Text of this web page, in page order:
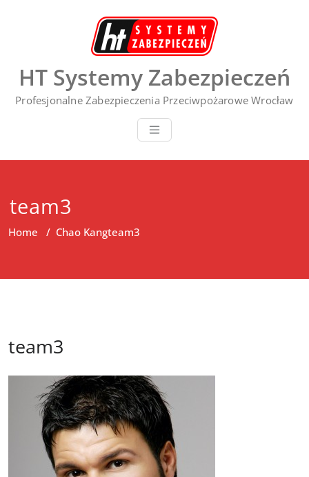
HT Systemy Zabezpieczeń
Profesjonalne Zabezpieczenia Przeciwpożarowe Wrocław
team3
Home / Chao Kangteam3
team3